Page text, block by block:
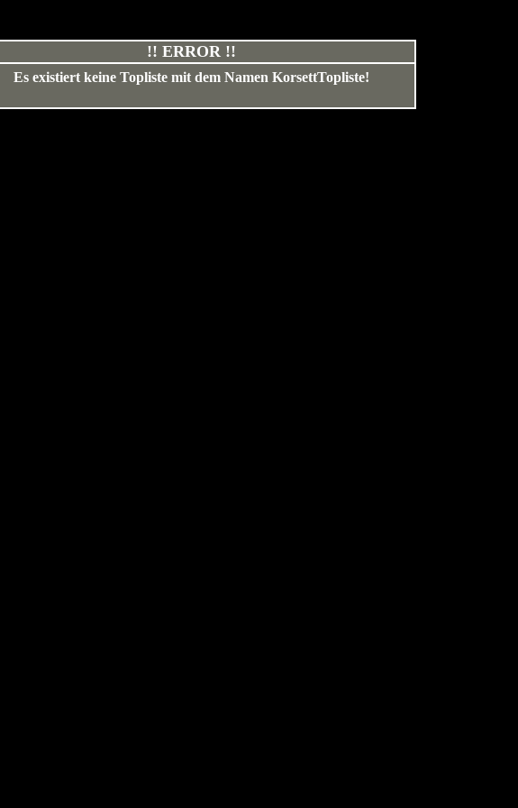
!! ERROR !!
Es existiert keine Topliste mit dem Namen KorsettTopliste!